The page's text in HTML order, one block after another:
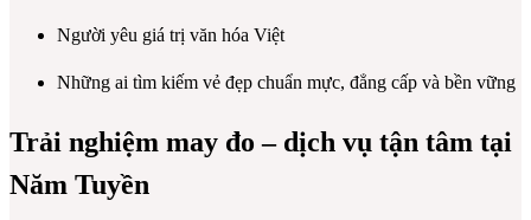
Người yêu giá trị văn hóa Việt
Những ai tìm kiếm vẻ đẹp chuẩn mực, đẳng cấp và bền vững
Trải nghiệm may đo – dịch vụ tận tâm tại
Năm Tuyền